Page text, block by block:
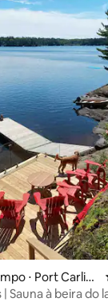
de 5, 103
⋅ Port Carlin
Sauna à beira do